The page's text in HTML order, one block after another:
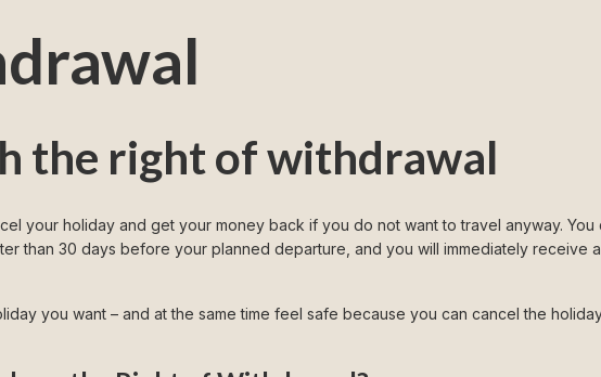
the right of withdrawal
your holiday and get your money back if you do not want to travel anyway.
than 30 days before your planned departure, and you will immediately receive
you want – and at the same time feel safe because you can cancel the